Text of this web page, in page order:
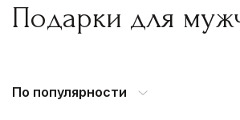
Подарки для
По популярности